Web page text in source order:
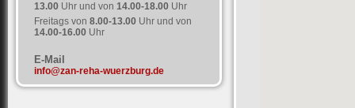
13.00 Uhr und von 14.00-18.00 Uhr
Freitags von 8.00-13.00 Uhr und von
14.00-16.00 Uhr
E-Mail
info@zan-reha-wuerzburg.de